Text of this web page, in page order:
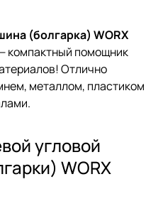
(болгарка) WORX
компактный помощник
Отлично
металлом, пластиком
угловой
WORX